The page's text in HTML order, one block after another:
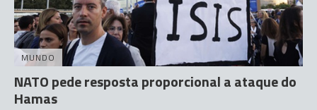
MUNDO
NATO pede resposta proporcional a ataque do
Hamas